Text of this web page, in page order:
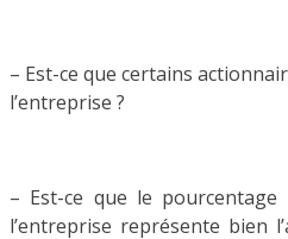
– Est-ce que certains
l’entreprise ?
– Est-ce que le
l’entreprise représente bien